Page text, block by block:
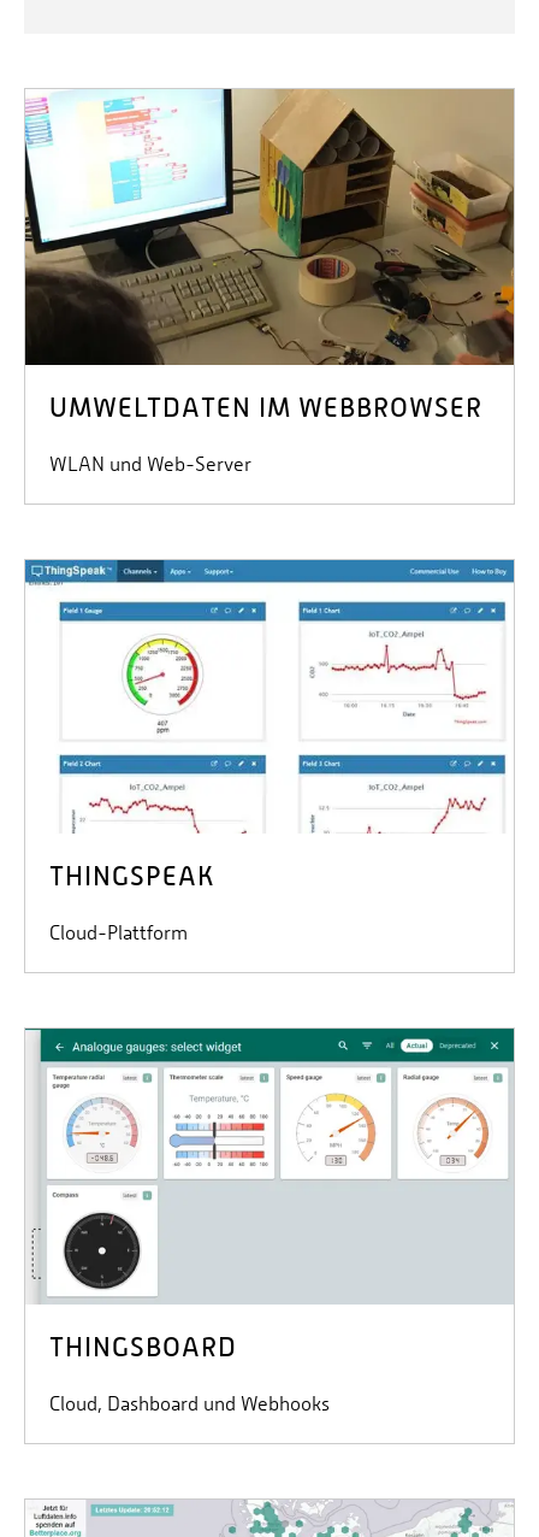
UMWELTDATEN IM WEBBROWSER
WLAN und Web-Server
THINGSPEAK
Cloud-Plattform
THINGSBOARD
Cloud, Dashboard und Webhooks